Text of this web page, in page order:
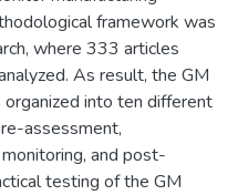
framework was
where 333 articles
As result, the GM
into ten different
assessment,
and post-
testing of the GM